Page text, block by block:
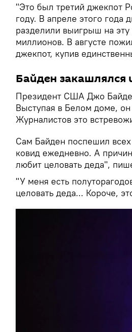
"Это был третий джекпот
году. В апреле этого года
разделили выигрыш на
миллионов. В августе
джекпот, купив
Байден закашлялся
Президент США Джо
Выступая в Белом доме,
Журналистов это
Сам Байден поспешил всех
ковид ежедневно. А
любит целовать деда",
"У меня есть
целовать деда... Короче,